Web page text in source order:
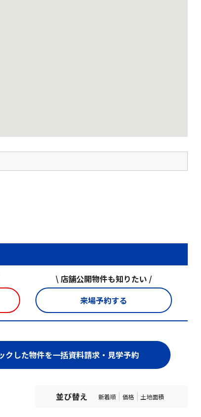
\ 店舗公開物件も知りたい /
来場予約する
並び替え 新着順 価格 土地面積